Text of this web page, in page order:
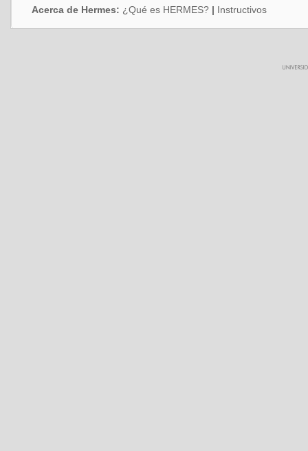
Acerca de Hermes: ¿Qué es HERMES? | Instructivos